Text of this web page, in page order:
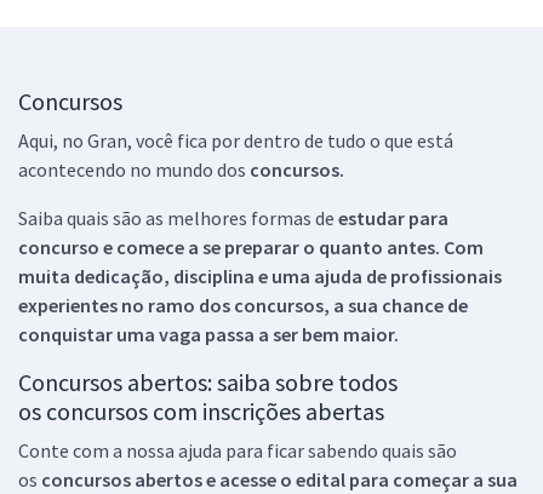
Concursos
Aqui, no Gran, você fica por dentro de tudo o que está
acontecendo no mundo dos concursos.
Saiba quais são as melhores formas de estudar para
concurso e comece a se preparar o quanto antes. Com
muita dedicação, disciplina e uma ajuda de profissionais
experientes no ramo dos concursos, a sua chance de
conquistar uma vaga passa a ser bem maior.
Concursos abertos: saiba sobre todos
os concursos com inscrições abertas
Conte com a nossa ajuda para ficar sabendo quais são
os concursos abertos e acesse o edital para começar a sua